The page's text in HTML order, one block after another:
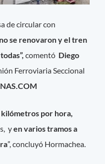
de circular con
se renovaron y el tren
comentó Diego
Ferroviaria Seccional
por hora,
yen varios tramos a
”, concluyó Hormachea.